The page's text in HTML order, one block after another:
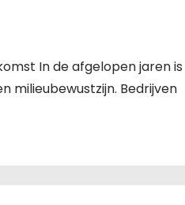
In de afgelopen jaren is
milieubewustzijn. Bedrijven